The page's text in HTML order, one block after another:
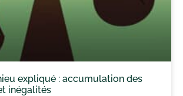
expliqué : accumulation des
inégalités